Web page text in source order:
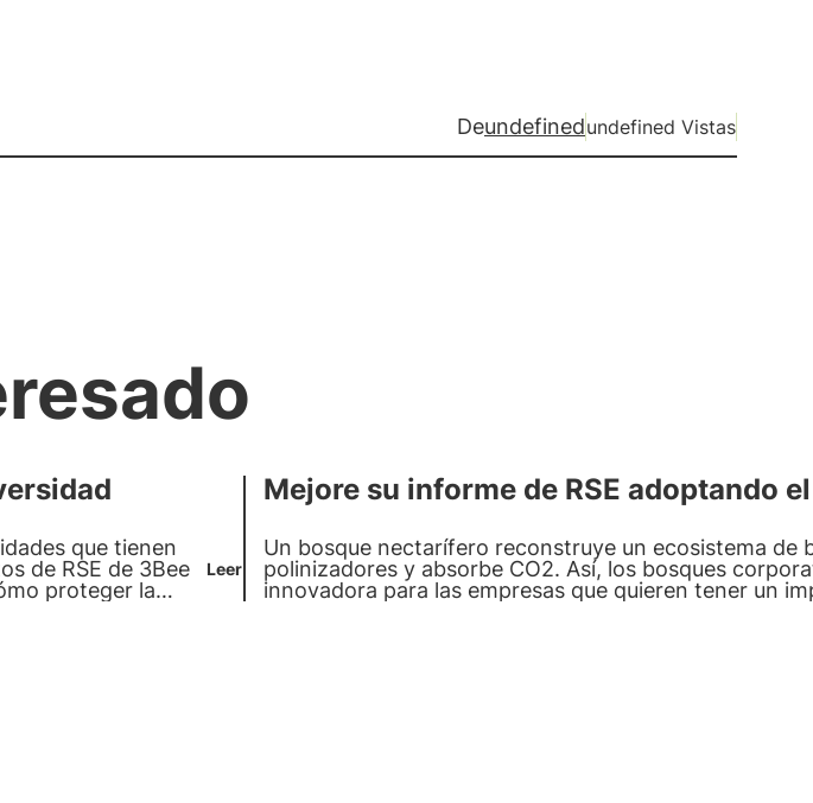
Deundefinedundefined Vistas
que tienen
de RSE de 3Bee
proteger la
Leer
Mejore su informe de RSE adoptando
Un bosque nectarífero reconstruye un ecosistema de
polinizadores y absorbe CO2. Así, los bosques
innovadora para las empresas que quieren tener un